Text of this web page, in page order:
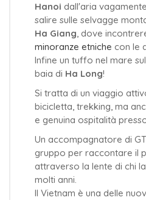
Hanoi dall'aria
salire sulle selvagge
Ha Giang, dove
minoranze etniche con le
Infine un tuffo nel mare
baia di Ha Long!
Si tratta di un viaggio
bicicletta, trekking, ma
e genuina ospitalità
Un accompagnatore di
gruppo per raccontare il
attraverso la lente di chi
molti anni.
Il Vietnam è una delle